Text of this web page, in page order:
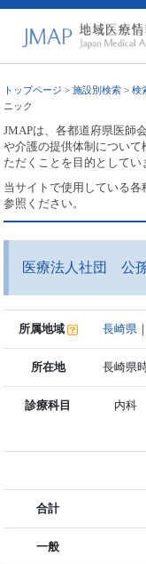
トップページ >施設別検索 >検
ニック
JMAPは、各都道府県医師
や介護の提供体制につい
ただくことを目的としてい
当サイトで使用している
参照ください。
医療法人社団 公
所属地域 長崎県
所在地 長崎県
診療科目 内科
合計
一般